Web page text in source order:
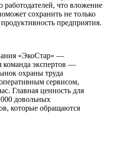
что вложение
сохранить не только
предприятия.
«ЭкоСтар» —
команда экспертов —
охраны труда
сервисом,
Главная ценность для
довольных
которые обращаются